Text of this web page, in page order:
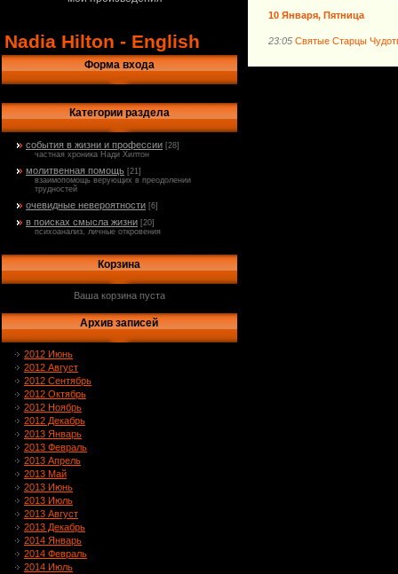
Nadia Hilton - English
Форма входа
Категории раздела
события в жизни и профессии [28]
частная хроника Нади Хилтон
молитвенная помощь [21]
взаимопомощь верующих в преодолении
трудностей
очевидные невероятности [6]
в поисках смысла жизни [20]
психоанализ, личные откровения
Корзина
Ваша корзина пуста
Архив записей
2012 Июнь
2012 Август
2012 Сентябрь
2012 Октябрь
2012 Ноябрь
2012 Декабрь
2013 Январь
2013 Февраль
2013 Апрель
2013 Май
2013 Июнь
2013 Июль
2013 Август
2013 Декабрь
2014 Январь
2014 Февраль
2014 Июль
10 Января, Пятница
23:05 Святые Старцы